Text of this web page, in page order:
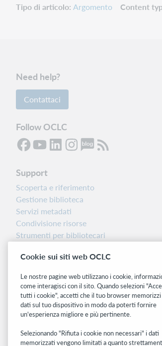
Tipo di articolo Argomento Content
Need help?
Contattaci
Follow OCLC
Support
Scoperta e riferimento
Gestione biblioteca
Servizi metadati
Condivisione risorse
Strumenti per bibliotecari
Dashboard di stato del sistema
Siti correlati
OCLC.org
BibFormats
Community
Ricerca
Cookie sui siti web OCLC
Le nostre pagine web utilizzano i cookie,
come interagisci con il sito. Quando selezioni
tutti i cookie", accetti che il tuo browser
dati sul tuo dispositivo in modo da poterti fornire
un'esperienza migliore e più pertinente.
Selezionando "Rifiuta i cookie non necessari" i dati
memorizzati vengono limitati a quanto